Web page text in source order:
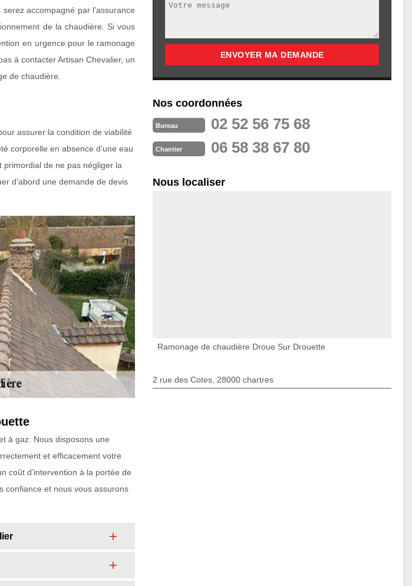
accompagné par l’assurance
de la chaudière. Si vous
en urgence pour le ramonage
à contacter Artisan Chevalier, un
de chaudière.
assurer la condition de viabilité
corporelle en absence d’une eau
primordial de ne pas négliger la
d’abord une demande de devis
à gaz. Nous disposons une
et efficacement votre
coût d’intervention à la portée de
confiance et nous vous assurons
Nos coordonnées
Bureau 02 52 56 75 68
Chantier 06 58 38 67 80
Nous localiser
Ramonage de chaudière Droue Sur Drouette
2 rue des Cotes, 28000 chartres